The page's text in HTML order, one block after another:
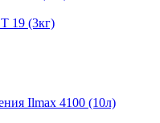
19 (3кг)